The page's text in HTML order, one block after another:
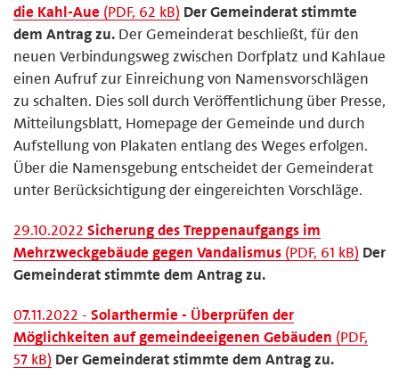
die Kahl-Aue (PDF, 62 kB) Der Gemeinderat stimmte
dem Antrag zu. Der Gemeinderat beschließt, für den
neuen Verbindungsweg zwischen Dorfplatz und Kahlaue
einen Aufruf zur Einreichung von Namensvorschlägen
zu schalten. Dies soll durch Veröffentlichung über Presse,
Mitteilungsblatt, Homepage der Gemeinde und durch
Aufstellung von Plakaten entlang des Weges erfolgen.
Über die Namensgebung entscheidet der Gemeinderat
unter Berücksichtigung der eingereichten Vorschläge.
29.10.2022 Sicherung des Treppenaufgangs im
Mehrzweckgebäude gegen Vandalismus (PDF, 61 kB) Der
Gemeinderat stimmte dem Antrag zu.
07.11.2022 - Solarthermie - Überprüfen der
Möglichkeiten auf gemeindeeigenen Gebäuden (PDF,
57 kB) Der Gemeinderat stimmte dem Antrag zu.